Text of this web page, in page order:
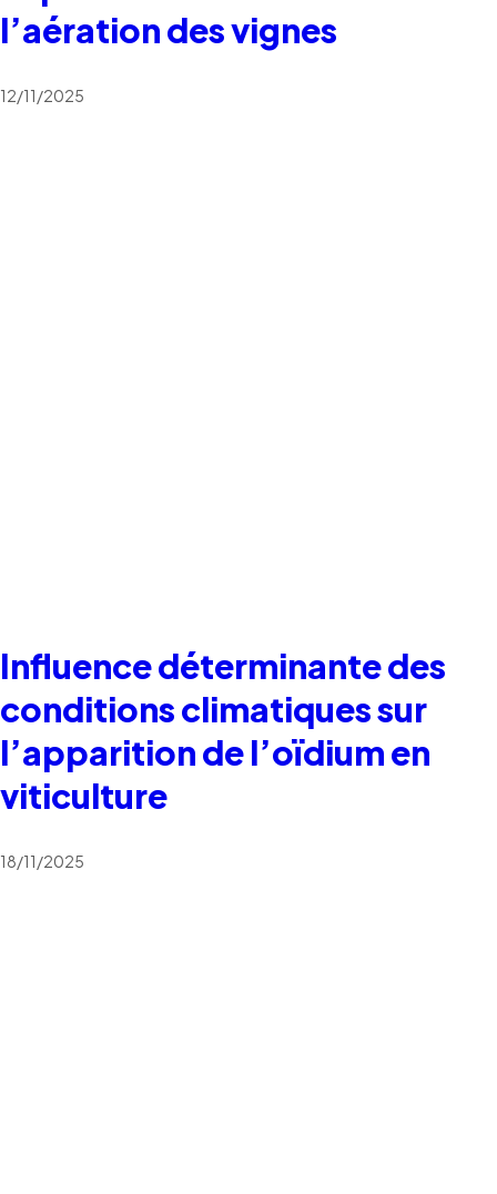
l’aération des vignes
12/11/2025
Influence déterminante des
conditions climatiques sur
l’apparition de l’oïdium en
viticulture
18/11/2025